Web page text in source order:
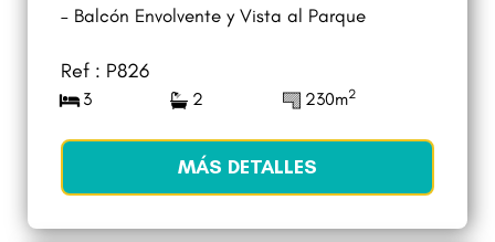
– Balcón Envolvente y Vista al Parque
Ref : P826
3 2 230m2
MÁS DETALLES